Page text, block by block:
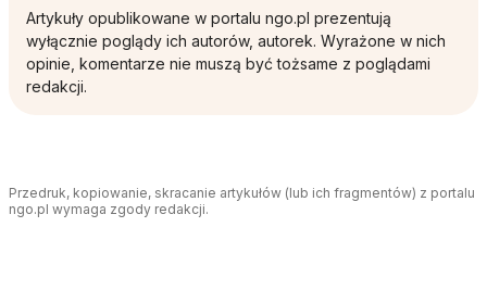
Artykuły opublikowane w portalu ngo.pl prezentują
wyłącznie poglądy ich autorów, autorek. Wyrażone w nich
opinie, komentarze nie muszą być tożsame z poglądami
redakcji.
Przedruk, kopiowanie, skracanie artykułów (lub ich fragmentów) z portalu
ngo.pl wymaga zgody redakcji.